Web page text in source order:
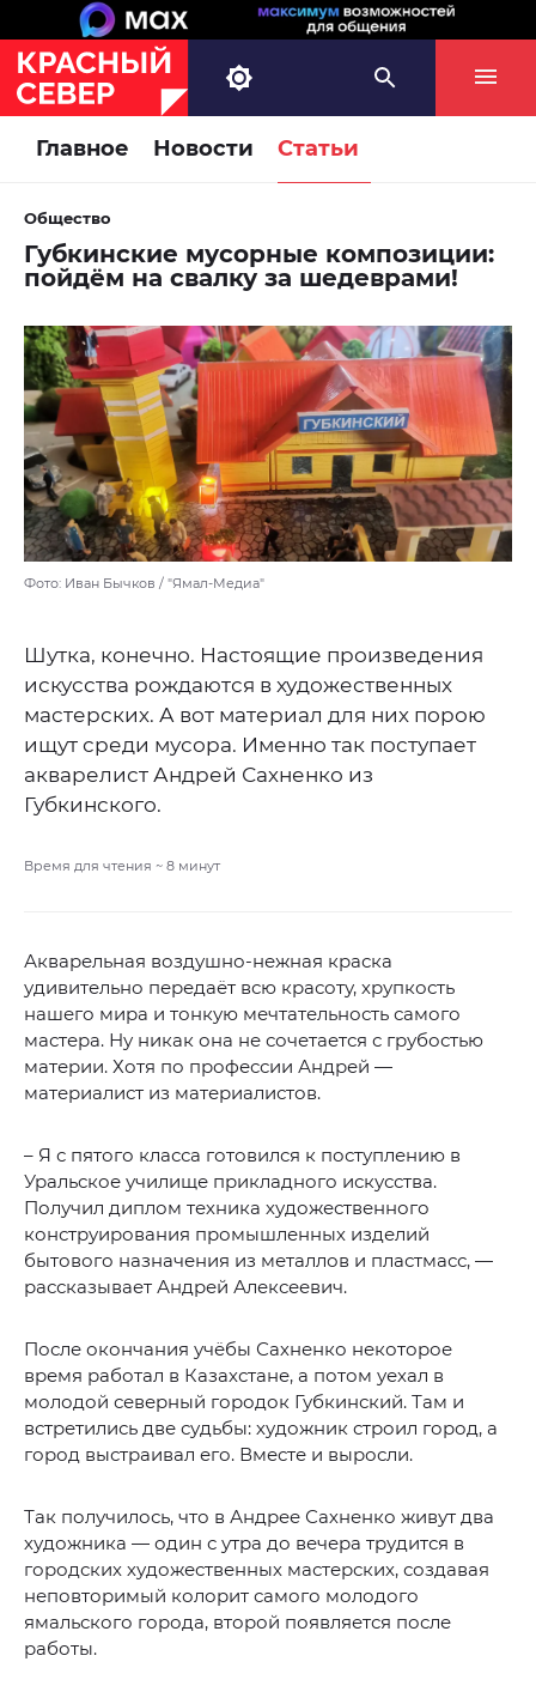
Главное Новости Статьи
Общество
Губкинские мусорные композиции:
пойдём на свалку за шедеврами!
Фото: Иван Бычков / "Ямал-Медиа"
Шутка, конечно. Настоящие произведения
искусства рождаются в художественных
мастерских. А вот материал для них порою
ищут среди мусора. Именно так поступает
акварелист Андрей Сахненко из
Губкинского.
Время для чтения ~ 8 минут
Акварельная воздушно-нежная краска
удивительно передаёт всю красоту, хрупкость
нашего мира и тонкую мечтательность самого
мастера. Ну никак она не сочетается с грубостью
материи. Хотя по профессии Андрей —
материалист из материалистов.
– Я с пятого класса готовился к поступлению в
Уральское училище прикладного искусства.
Получил диплом техника художественного
конструирования промышленных изделий
бытового назначения из металлов и пластмасс, —
рассказывает Андрей Алексеевич.
После окончания учёбы Сахненко некоторое
время работал в Казахстане, а потом уехал в
молодой северный городок Губкинский. Там и
встретились две судьбы: художник строил город, а
город выстраивал его. Вместе и выросли.
Так получилось, что в Андрее Сахненко живут два
художника — один с утра до вечера трудится в
городских художественных мастерских, создавая
неповторимый колорит самого молодого
ямальского города, второй появляется после
работы.